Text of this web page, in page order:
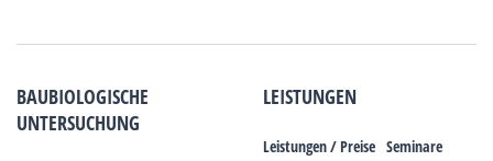
BAUBIOLOGISCHE
UNTERSUCHUNG
LEISTUNGEN
Leistungen / Preise Seminare